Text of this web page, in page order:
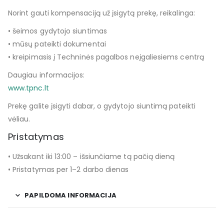
Norint gauti kompensaciją už įsigytą prekę, reikalinga:
• šeimos gydytojo siuntimas
• mūsų pateikti dokumentai
• kreipimasis į Techninės pagalbos neįgaliesiems centrą
Daugiau informacijos:
www.tpnc.lt
Prekę galite įsigyti dabar, o gydytojo siuntimą pateikti
vėliau.
Pristatymas
• Užsakant iki 13:00 – išsiunčiame tą pačią dieną
• Pristatymas per 1–2 darbo dienas
PAPILDOMA INFORMACIJA